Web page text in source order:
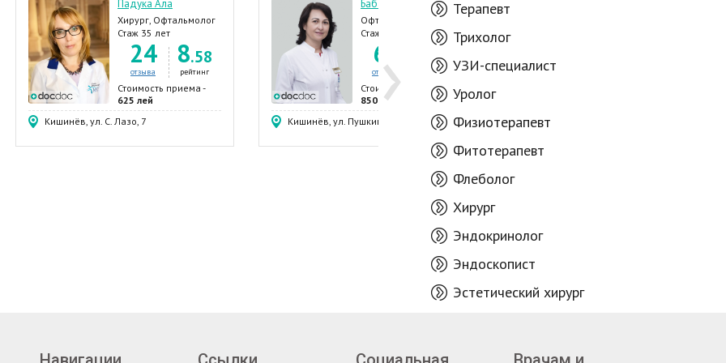
›
Падука Ала
Хирург, Офтальмолог
Стаж 35 лет
24
отзыва
8.58
рейтинг
Стоимость приема -
625 лей
Кишинёв, ул. С. Лазо, 7
Бабара Стела
Офтальмолог
Стаж 32 года
69
отзывов
7.60
рейтинг
Стоимость приема -
850 лей
Кишинёв, ул. Пушкина, 47/1
Кишинёв, ул. Пушкина, 47/1
Терапевт
Трихолог
УЗИ-специалист
Уролог
Физиотерапевт
Фитотерапевт
Флеболог
Хирург
Эндокринолог
Эндоскопист
Эстетический хирург